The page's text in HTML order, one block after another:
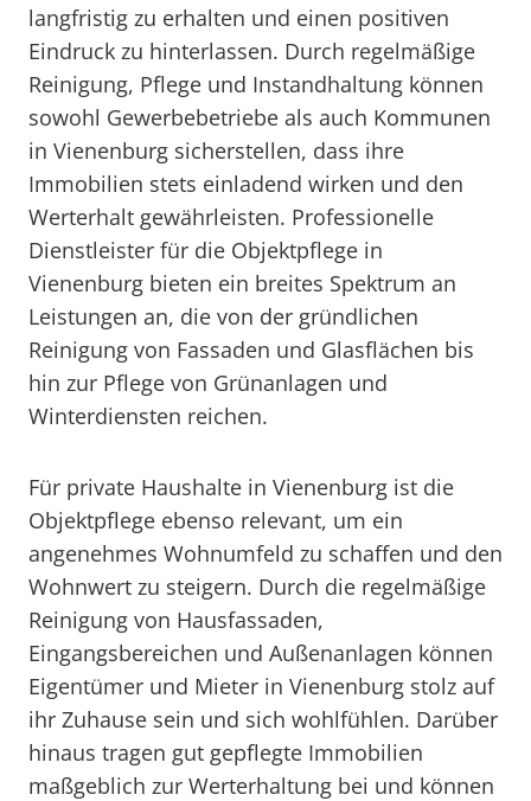
langfristig zu erhalten und einen positiven
Eindruck zu hinterlassen. Durch regelmäßige
Reinigung, Pflege und Instandhaltung können
sowohl Gewerbebetriebe als auch Kommunen
in Vienenburg sicherstellen, dass ihre
Immobilien stets einladend wirken und den
Werterhalt gewährleisten. Professionelle
Dienstleister für die Objektpflege in
Vienenburg bieten ein breites Spektrum an
Leistungen an, die von der gründlichen
Reinigung von Fassaden und Glasflächen bis
hin zur Pflege von Grünanlagen und
Winterdiensten reichen.
Für private Haushalte in Vienenburg ist die
Objektpflege ebenso relevant, um ein
angenehmes Wohnumfeld zu schaffen und den
Wohnwert zu steigern. Durch die regelmäßige
Reinigung von Hausfassaden,
Eingangsbereichen und Außenanlagen können
Eigentümer und Mieter in Vienenburg stolz auf
ihr Zuhause sein und sich wohlfühlen. Darüber
hinaus tragen gut gepflegte Immobilien
maßgeblich zur Werterhaltung bei und können